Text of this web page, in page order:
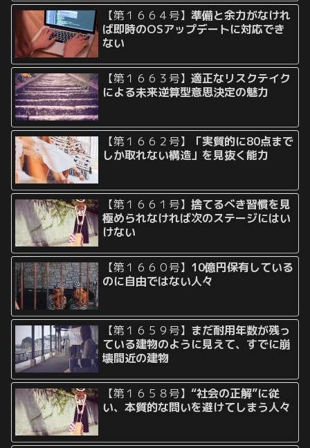
【第１６６４号】準備と余力がなけれ
ば即時のOSアップデートに対応でき
ない
【第１６６３号】適正なリスクテイク
による未来逆算型意思決定の魅力
【第１６６２号】
「実質的に80点まで
しか取れない構造」を見抜く能力
【第１６６１号】捨てるべき習慣を見
極められなければ次のステージにはい
けない
【第１６６０号】 10億円保有している
のに自由ではない人々
【第１６５９号】 まだ耐用年数が残っ
ている建物のように見えて、すでに崩
壊間近の建物
【第１６５８号】“社会の正解”に従
い、本質的な問いを避けてしまう人々